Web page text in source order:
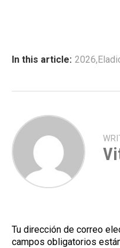
In this article: 2026,
Tu dirección de correo
campos obligatorios